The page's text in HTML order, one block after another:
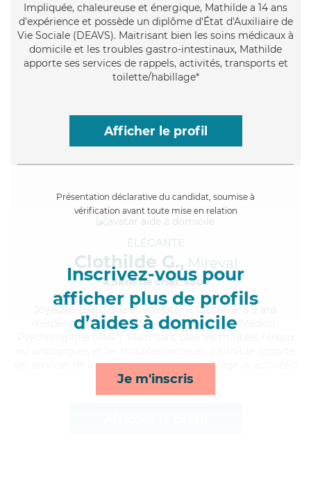
Impliquée, chaleureuse et énergique, Mathilde a 14 ans
d'expérience et possède un diplôme d'État d'Auxiliaire de
Vie Sociale (DEAVS). Maitrisant bien les soins médicaux à
domicile et les troubles gastro-intestinaux, Mathilde
apporte ses services de rappels, activités, transports et
toilette/habillage*
Afficher le profil
Présentation déclarative du candidat, soumise à
vérification avant toute mise en relation
Inscrivez-vous pour
afficher plus de profils
d’aides à domicile
Je m'inscris
ÉLÉGANTE
Clothilde G., Mireval
à 5km de chez Vous
, énergique et volontaire, Clothilde a 9 ans
d'expérience et possède un diplôme d'Aide Médico-
ses services de lever/coucher, rappels, ménage et activités*